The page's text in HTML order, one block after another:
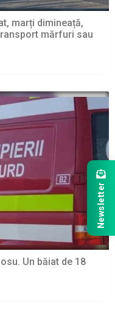
marți dimineață,
mărfuri sau
Un băiat de 18
Newsletter